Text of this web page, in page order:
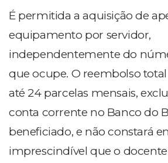
É permitida a aquisição de
equipamento por servidor,
independentemente do
que ocupe. O reembolso
até 24 parcelas mensais,
conta corrente no Banco do
beneficiado, e não constará
imprescindível que o